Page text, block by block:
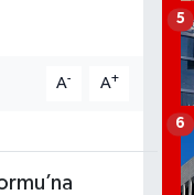
A- A+
5
6